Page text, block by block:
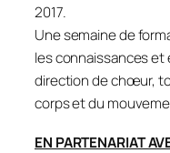
2017.
Une semaine de
les connaissances et
direction de chœur,
corps et du
EN PARTENARIAT